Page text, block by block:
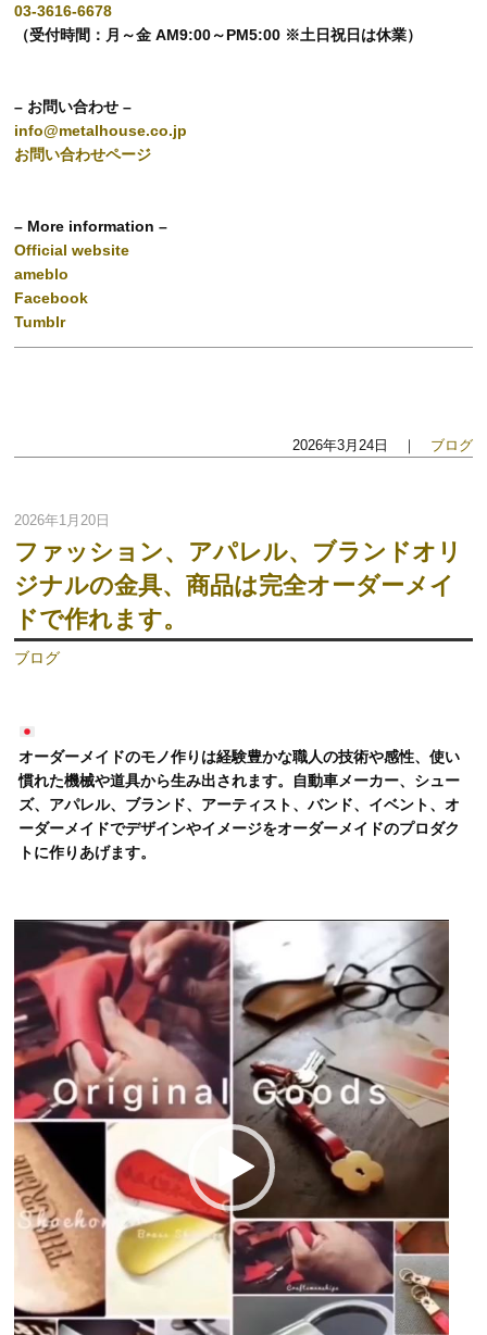
03-3616-6678
（受付時間：月～金 AM9:00～PM5:00 ※土日祝日は休業）
– お問い合わせ –
info@metalhouse.co.jp
お問い合わせページ
– More information –
Official website
ameblo
Facebook
Tumblr
2026年3月24日 ｜ ブログ
2026年1月20日
ファッション、アパレル、ブランドオリ
ジナルの金具、商品は完全オーダーメイ
ドで作れます。
ブログ
オーダーメイドのモノ作りは経験豊かな職人の技術や感性、使い
慣れた機械や道具から生み出されます。自動車メーカー、シュー
ズ、アパレル、ブランド、アーティスト、バンド、イベント、オ
ーダーメイドでデザインやイメージをオーダーメイドのプロダク
トに作りあげます。
プ
レ
ー
ヤ
ー